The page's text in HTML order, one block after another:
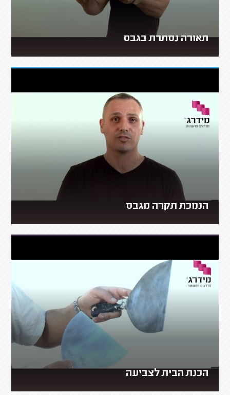
תאורה נסתרת בגבס
הנמכת תקרה מגבס
הכנת הבית לצביעה